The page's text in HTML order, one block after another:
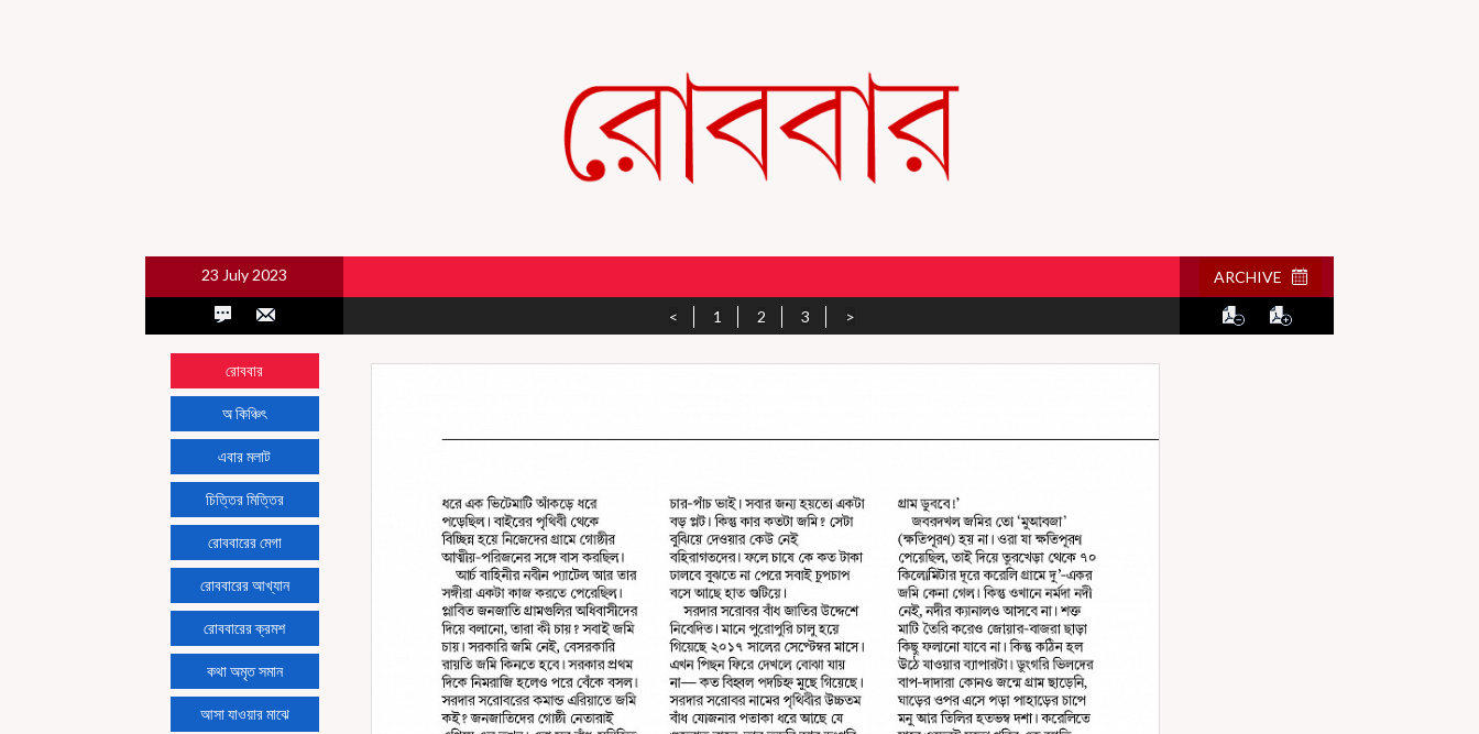
23 July 2023 ARCHIVE
< 1 2 3 >
রোববার
অ কিঞ্চিৎ
এবার মলাট
চিত্তির মিত্তির
রোববারের মেগা
রোববারের আখ্যান
রোববারের ক্রমশ
কথা অমৃত সমান
আসা যাওয়ার মাঝে